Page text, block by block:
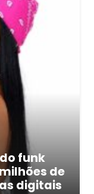
funk
de
digitais